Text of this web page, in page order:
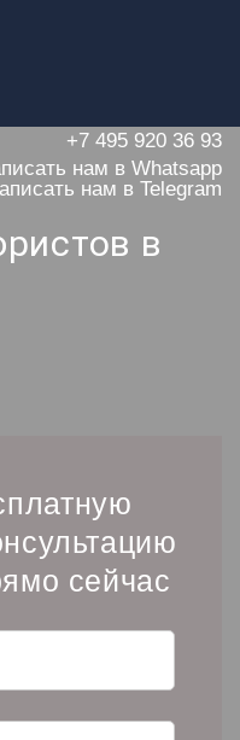
+7 495 920 36 93
в
сейчас